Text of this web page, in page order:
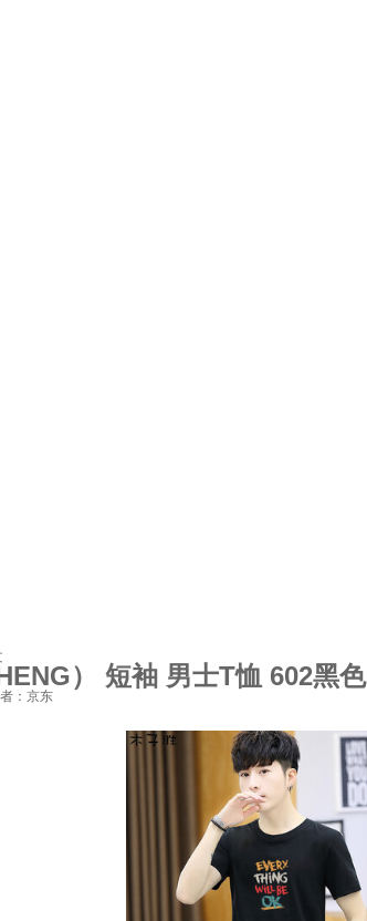
） 短袖 男士T恤 602黑色
：京东